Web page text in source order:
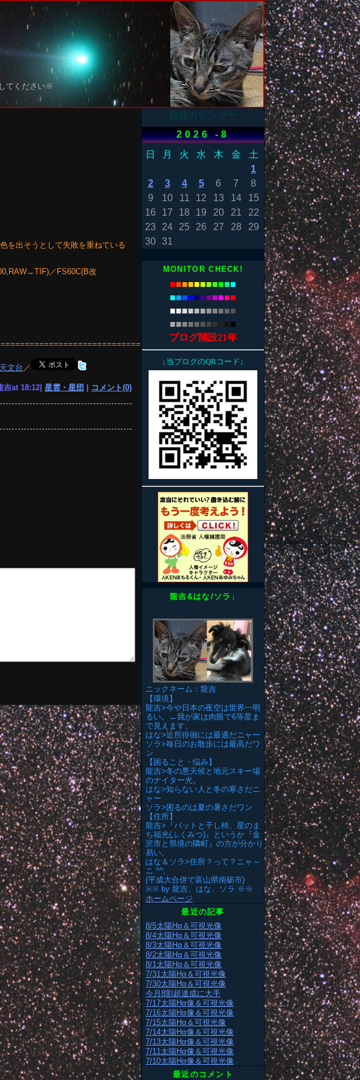
てください※
を出そうとして失敗を重ねている
／FS60C(B改
文台 ／
吉at 18:12| 星雲・星団 コメント(0)
投稿カレンダー
2026 -8
日
月 火 水 木 金
土
1
2
3 4 5 6 7
8
9
10 11 12 13 14
15
16
17 18 19 20 21
22
23
24 25 26 27 28
29
30 31
MONITOR CHECK!
■■■■■■■■■■■
■■■■■■■■■■■
■■■■■■■■■■■
■■■■■■■■ ■■
ブログ開設21年
↓当ブログのQRコード↓
龍吉&はな/ソラ↓
ニックネーム：龍吉
【環境】
龍吉>今や日本の夜空は世界一明
るい。←我が家は肉眼で6等星ま
で見えます。
はな>近所徘徊には最適だニャー
ソラ>毎日のお散歩には最高だワ
ン
【困ること・悩み】
龍吉>冬の悪天候と地元スキー場
のナイター光。
はな>知らない人と冬の寒さだニ
ャー
ソラ>困るのは夏の暑さだワン
【住所】
龍吉>『バットと干し柿、星のま
ち福光(ふくみつ)』というか『金
沢市と県境の隣町』の方が分かり
易い。
はな＆ソラ>住所？って？ニャ～
ニ ^^;
(平成大合併で富山県南砺市)
※※ by 龍吉、はな、ソラ ※※
ホームページ
最近の記事
8/5太陽Hα＆可視光像
8/4太陽Hα＆可視光像
8/3太陽Hα＆可視光像
8/2太陽Hα＆可視光像
8/1太陽Hα＆可視光像
7/31太陽Hα＆可視光像
7/30太陽Hα＆可視光像
今月8割超達成に大手
7/17太陽Hα像＆可視光像
7/16太陽Hα像＆可視光像
7/15太陽Hα＆可視光像
7/14太陽Hα像＆可視光像
7/13太陽Hα像＆可視光像
7/11太陽Hα像＆可視光像
7/10太陽Hα像＆可視光像
最近のコメント